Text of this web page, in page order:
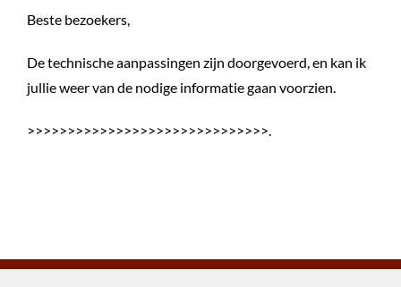
Beste bezoekers,
De technische aanpassingen zijn doorgevoerd, en kan ik
jullie weer van de nodige informatie gaan voorzien.
>>>>>>>>>>>>>>>>>>>>>>>>>>>>>>.